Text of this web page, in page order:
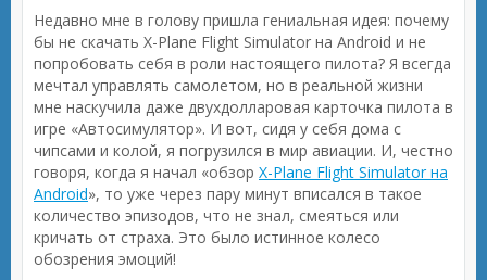
Недавно мне в голову пришла гениальная идея: почему
бы не скачать X-Plane Flight Simulator на Android и не
попробовать себя в роли настоящего пилота? Я всегда
мечтал управлять самолетом, но в реальной жизни
мне наскучила даже двухдолларовая карточка пилота в
игре «Автосимулятор». И вот, сидя у себя дома с
чипсами и колой, я погрузился в мир авиации. И, честно
говоря, когда я начал «обзор X-Plane Flight Simulator на
Android», то уже через пару минут вписался в такое
количество эпизодов, что не знал, смеяться или
кричать от страха. Это было истинное колесо
обозрения эмоций!